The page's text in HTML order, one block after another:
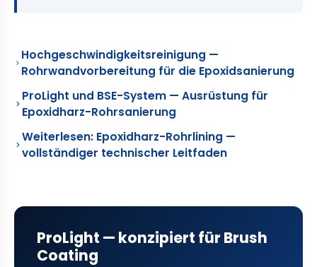
Hochgeschwindigkeitsreinigung —
Rohrwandvorbereitung für die Epoxidsanierung
ProLight und BSE-System — Ausrüstung für
Epoxidharz-Rohrsanierung
Weiterlesen: Epoxidharz-Rohrlining —
vollständiger technischer Leitfaden
ProLight — konzipiert für Brush
Coating